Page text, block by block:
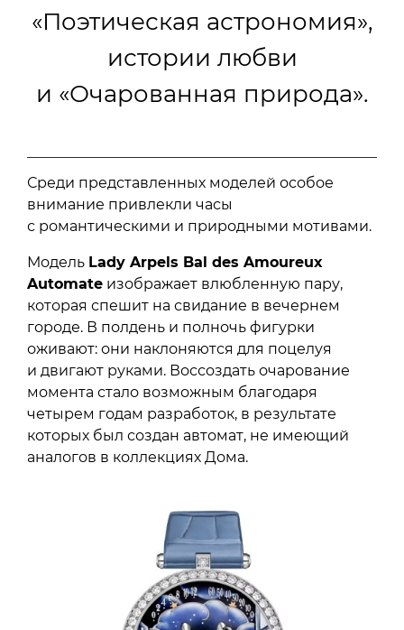
«Поэтическая астрономия»,
истории любви
и «Очарованная природа».
Среди представленных моделей особое
внимание привлекли часы
с романтическими и природными мотивами.
Модель Lady Arpels Bal des Amoureux
Automate изображает влюбленную пару,
которая спешит на свидание в вечернем
городе. В полдень и полночь фигурки
оживают: они наклоняются для поцелуя
и двигают руками. Воссоздать очарование
момента стало возможным благодаря
четырем годам разработок, в результате
которых был создан автомат, не имеющий
аналогов в коллекциях Дома.